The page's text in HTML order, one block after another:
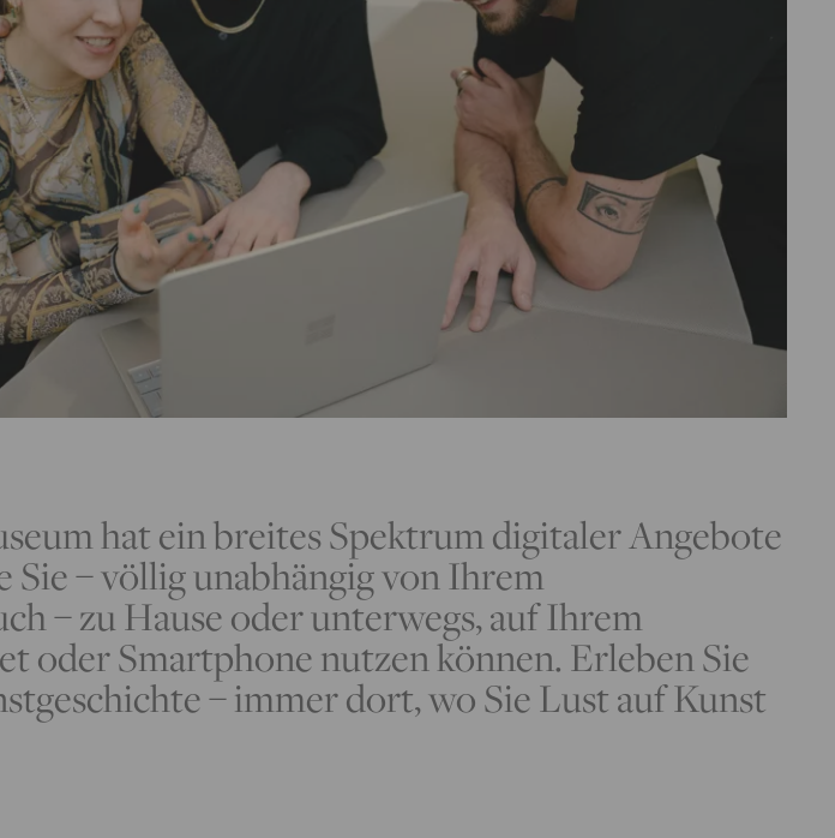
hat ein breites Spektrum digitaler Angebote
Sie – völlig unabhängig von Ihrem
– zu Hause oder unterwegs, auf Ihrem
oder Smartphone nutzen können. Erleben Sie
– immer dort, wo Sie Lust auf Kunst